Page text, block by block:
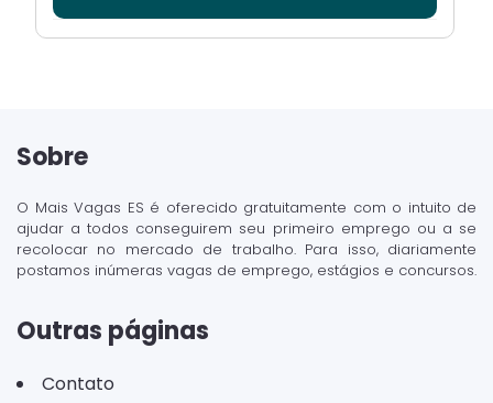
Sobre
O Mais Vagas ES é oferecido gratuitamente com o intuito de
ajudar a todos conseguirem seu primeiro emprego ou a se
recolocar no mercado de trabalho. Para isso, diariamente
postamos inúmeras vagas de emprego, estágios e concursos.
Outras páginas
Contato